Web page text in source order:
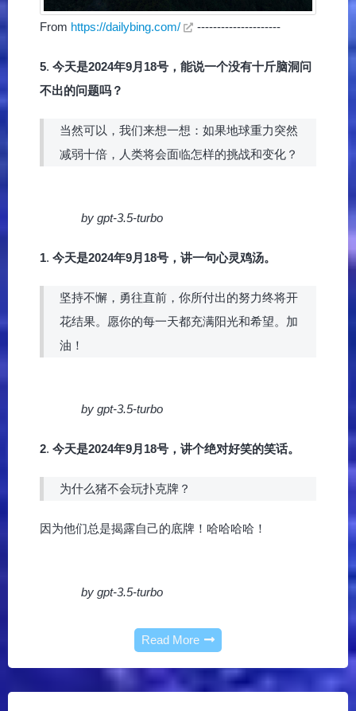
From https://dailybing.com/ ---------------------
5. 今天是2024年9月18号，能说一个没有十斤脑洞问
不出的问题吗？
当然可以，我们来想一想：如果地球重力突然
减弱十倍，人类将会面临怎样的挑战和变化？
by gpt-3.5-turbo
1. 今天是2024年9月18号，讲一句心灵鸡汤。
坚持不懈，勇往直前，你所付出的努力终将开
花结果。愿你的每一天都充满阳光和希望。加
油！
by gpt-3.5-turbo
2. 今天是2024年9月18号，讲个绝对好笑的笑话。
为什么猪不会玩扑克牌？
因为他们总是揭露自己的底牌！哈哈哈哈！
by gpt-3.5-turbo
Read More